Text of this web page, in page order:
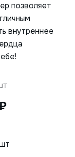
позволяет
внутреннее